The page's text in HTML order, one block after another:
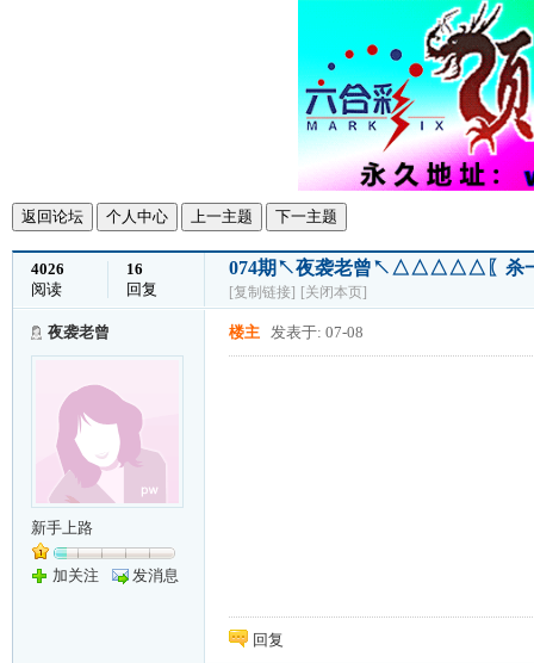
返回论坛 个人中心 上一主题 下一主题
4026
阅读
16
回复
074期↖夜袭老曾↖△△△△△〖杀一
[复制链接] [关闭本页]
夜袭老曾
新手上路
加关注 发消息
楼主 发表于: 07-08
回复